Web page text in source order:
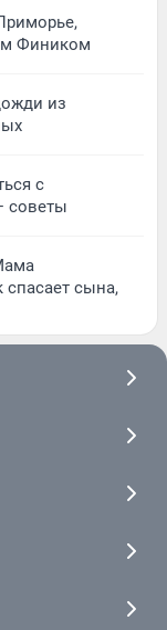
Фиником
из
с
советы
сына,